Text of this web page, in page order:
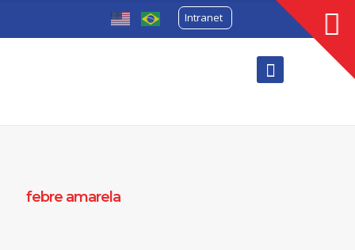
Intranet
febre amarela